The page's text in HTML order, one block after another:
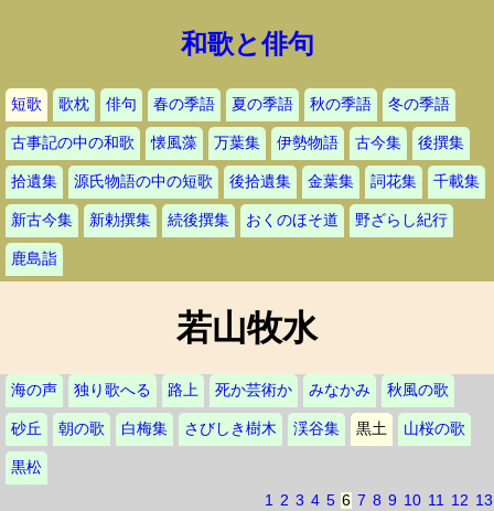
和歌と俳句
短歌 歌枕 俳句 春の季語 夏の季語 秋の季語 冬の季語
古事記の中の和歌 懐風藻 万葉集 伊勢物語 古今集 後撰集
拾遺集 源氏物語の中の短歌 後拾遺集 金葉集 詞花集 千載集
新古今集 新勅撰集 続後撰集 おくのほそ道 野ざらし紀行
鹿島詣
若山牧水
海の声 独り歌へる 路上 死か芸術か みなかみ 秋風の歌
砂丘 朝の歌 白梅集 さびしき樹木 渓谷集 黒土 山桜の歌
黒松
1 2 3 4 5 6 7 8 9 10 11 12 13